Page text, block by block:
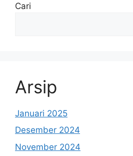
Cari
Arsip
Januari 2025
Desember 2024
November 2024